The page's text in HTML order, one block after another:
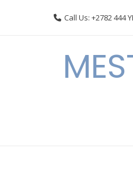
Call Us: +2782 444